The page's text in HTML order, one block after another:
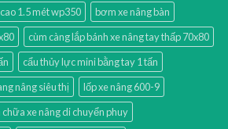
1.5 mét wp350
bơm xe nâng bàn
cùm càng lắp bánh xe nâng tay thấp 70x80
cẩu thủy lực mini bằng tay 1 tấn
nâng siêu thị
lốp xe nâng 600-9
chữa xe nâng di chuyển phuy